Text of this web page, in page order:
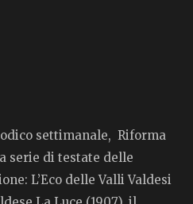
settimanale, Riforma
serie di testate delle
L’Eco delle Valli Valdesi